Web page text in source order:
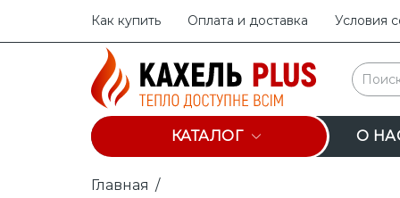
Как купить Оплата и доставка Условия
КАТАЛОГ О
Главная /